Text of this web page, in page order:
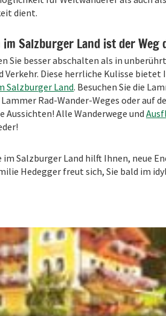
dient.
im Salzburger Land ist der Weg
Sie besser abschalten als in
Verkehr. Diese herrliche Kulisse bietet
Salzburger Land. Besuchen Sie die
Rad-Wander-Weges oder auf
Aussichten! Alle Wanderwege und
Salzburger Land hilft Ihnen, neue
Hedegger freut sich, Sie bald im